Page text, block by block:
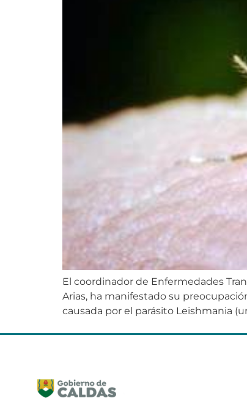
El coordinador de Enfermedades
Arias, ha manifestado su
causada por el parásito Leishmania